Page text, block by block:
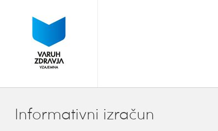
Informativni izračun